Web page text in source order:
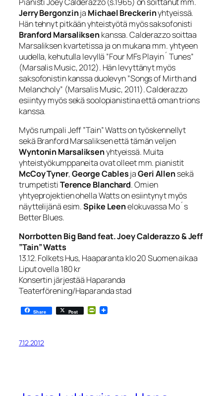
Jerry Bergonzinja Michael Breckerinyhtyeissä.
Hän tehnyt pitkään yhteistyötä myös saksofonisti
Branford Marsaliksenkanssa. Calderazzo soittaa
Marsaliksen kvartetissa ja on mukana mm. yhtyeen
uudella, kehutulla levyllä ”Four MFs Playin´ Tunes”
(Marsalis Music, 2012). Hän levyttänyt myös
saksofonistin kanssa duolevyn ”Songs of Mirth and
Melancholy” (Marsalis Music, 2011). Calderazzo
esiintyy myös sekä soolopianistina että oman trions
kanssa.
Myös rumpali Jeff ”Tain” Watts on työskennellyt
sekä Branford Marsaliksen että tämän veljen
Wyntonin Marsaliksenyhtyeissä. Muita
yhteistyökumppaneita ovat olleet mm. pianistit
McCoy Tyner,George CablesjaGeri Allensekä
trumpetistiTerence Blanchard. Omien
yhtyeprojektien ohella Watts on esiintynyt myös
näyttelijänä esim.Spike Leenelokuvassa Mo´s
Better Blues.
Norrbotten Big Band feat. Joey Calderazzo & Jeff
”Tain” Watts
13.12. Folkets Hus, Haaparanta klo 20 Suomen aikaa
Liput ovella 180 kr
Konsertin järjestää Haparanda
Teaterförening/Haparanda stad
Share Post PrintFriendly
7.12.2012